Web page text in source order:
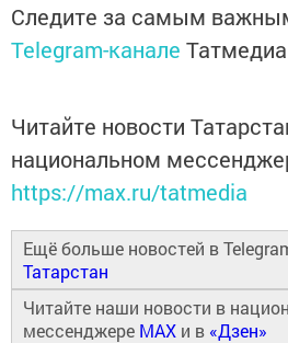
Следите за самым
Telegram-канале Татмедиа
Читайте новости
национальном
https://max.ru/tatmedia
Ещё больше новостей в
Татарстан
Читайте наши новости в
мессенджере MAX и в «Дзен»